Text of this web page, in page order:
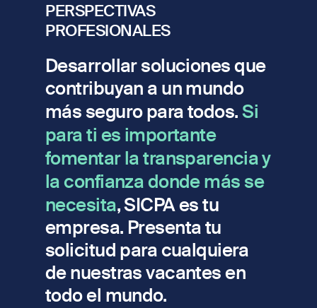
PERSPECTIVAS
PROFESIONALES
Desarrollar soluciones que
contribuyan a un mundo
más seguro para todos.Si
para ti es importante
fomentar la transparencia y
la confianza donde más se
necesita, SICPA es tu
empresa. Presenta tu
solicitud para cualquiera
de nuestras vacantes en
todo el mundo.